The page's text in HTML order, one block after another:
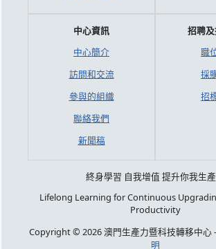
中心資訊
中心簡介
訪問和交流
參與的組織
聯絡我們
新聞稿
招聘
職
採
招
終身學習 自我增值 提升你我生
Lifelong Learning for Continuous
Productivity
Copyright © 2026 澳門生產力暨科技轉移中心 -
明